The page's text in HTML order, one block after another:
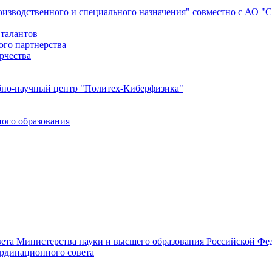
и специального назначения" совместно с
партнерства
научный центр "Политех-Киберфизика"
образования
Министерства науки и высшего образования Российской
совета